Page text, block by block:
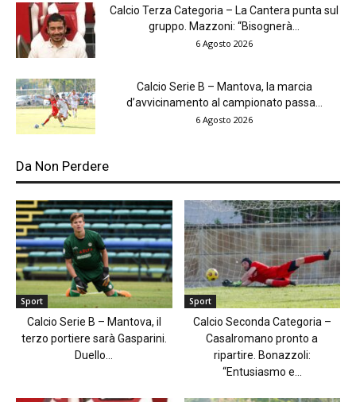
Calcio Terza Categoria – La Cantera punta sul
gruppo. Mazzoni: “Bisognerà...
6 Agosto 2026
Calcio Serie B – Mantova, la marcia
d’avvicinamento al campionato passa...
6 Agosto 2026
Da Non Perdere
Sport
Calcio Serie B – Mantova, il
terzo portiere sarà Gasparini.
Duello...
Sport
Calcio Seconda Categoria –
Casalromano pronto a
ripartire. Bonazzoli:
“Entusiasmo e...